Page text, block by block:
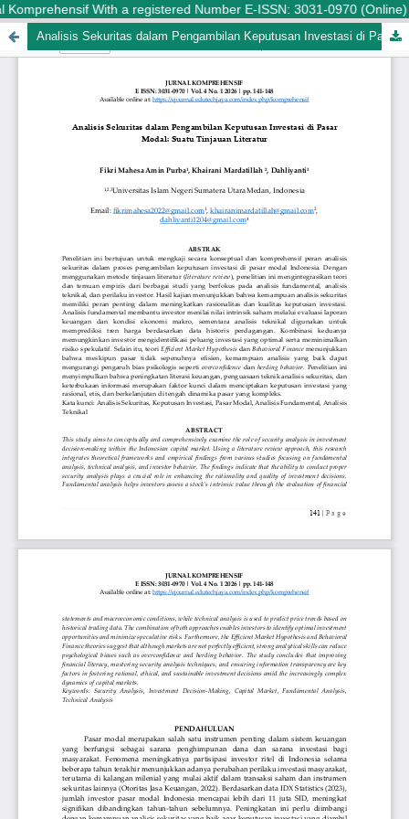
With a registered Number E-ISSN: 3031-0970
Analisis Sekuritas dalam Pengambilan Keputusan Investasi di Pasar Modal: Suatu Tinjauan Literatur